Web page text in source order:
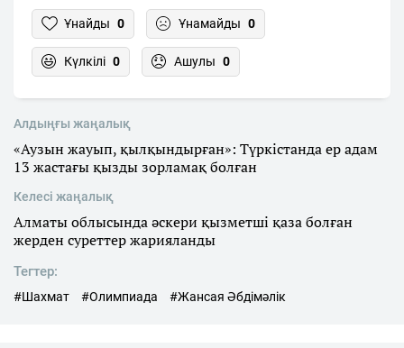
Ұнайды 0 Ұнамайды 0
Күлкілі 0 Ашулы 0
Алдыңғы жаңалық
«Аузын жауып, қылқындырған»: Түркістанда ер адам
13 жастағы қызды зорламақ болған
Келесі жаңалық
Алматы облысында әскери қызметші қаза болған
жерден суреттер жарияланды
Тегтер:
#Шахмат #Олимпиада #Жансая Әбдімәлік